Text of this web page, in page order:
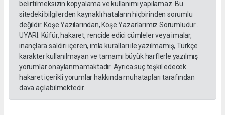
belirtilmeksizin kopyalama ve kullanımı yapılamaz. Bu
sitedeki bilgilerden kaynaklı hataların hiçbirinden sorumlu
değildir. Köşe Yazılarından, Köşe Yazarlarımız Sorumludur...
UYARI: Küfür, hakaret, rencide edici cümleler veya imalar,
inançlara saldırı içeren, imla kuralları ile yazılmamış, Türkçe
karakter kullanılmayan ve tamamı büyük harflerle yazılmış
yorumlar onaylanmamaktadır. Ayrıca suç teşkil edecek
hakaret içerikli yorumlar hakkında muhatapları tarafından
dava açılabilmektedir.